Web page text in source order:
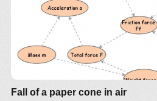
Fall of a paper cone in air